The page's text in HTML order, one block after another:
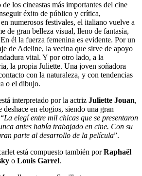
de los cineastas más importantes del cine
éxito de público y crítica,
numerosos festivales, el italiano vuelve a
de gran belleza visual, lleno de fantasía,
él la fuerza femenina es evidente. Por un
de Adeline, la vecina que sirve de apoyo
vital. Y por otro lado, a la
la propia Juliette. Una joven soñadora
con la naturaleza, y con tendencias
o el dibujo.
interpretado por la actriz Juliette Jouan,
deshace en elogios, siendo una gran
La elegí entre mil chicas que se presentaron
antes había trabajado en cine. Con su
parte al desarrollo de la película”.
está compuesto también porRaphaël
o Louis Garrel.